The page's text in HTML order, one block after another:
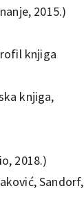
2015.)
knjiga
knjiga,
2018.)
Sandorf,